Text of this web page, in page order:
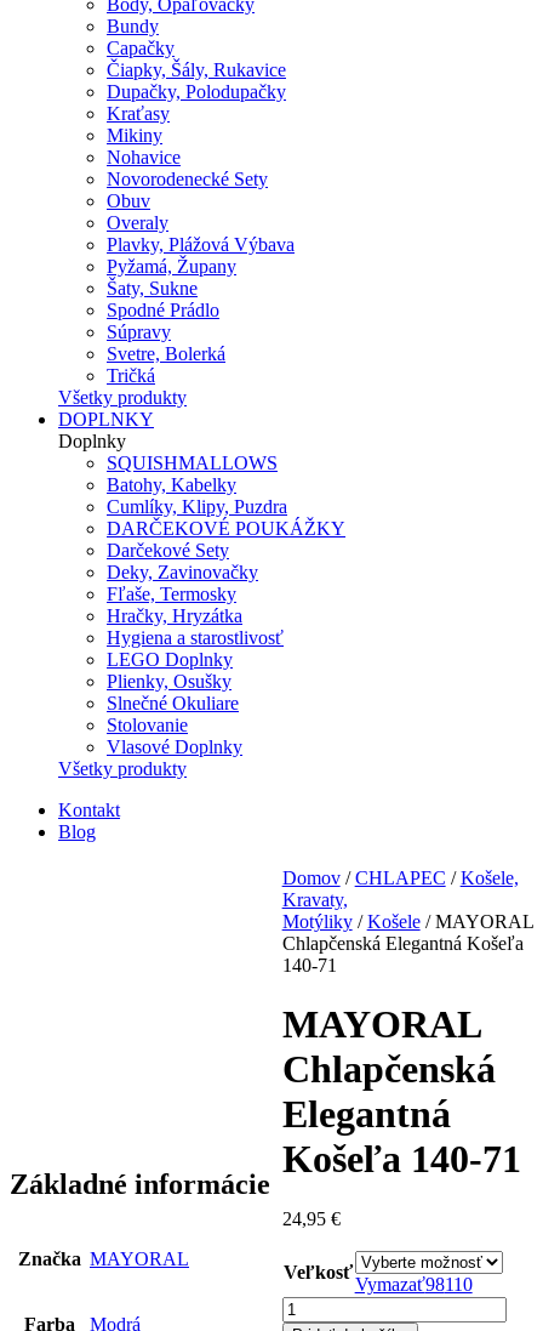
Body, Opaľovačky
Bundy
Capačky
Čiapky, Šály, Rukavice
Dupačky, Polodupačky
Kraťasy
Mikiny
Nohavice
Novorodenecké Sety
Obuv
Overaly
Plavky, Plážová Výbava
Pyžamá, Župany
Šaty, Sukne
Spodné Prádlo
Súpravy
Svetre, Bolerká
Tričká
Všetky produkty
DOPLNKY
Doplnky
SQUISHMALLOWS
Batohy, Kabelky
Cumlíky, Klipy, Puzdra
DARČEKOVÉ POUKÁŽKY
Darčekové Sety
Deky, Zavinovačky
Fľaše, Termosky
Hračky, Hryzátka
Hygiena a starostlivosť
LEGO Doplnky
Plienky, Osušky
Slnečné Okuliare
Stolovanie
Vlasové Doplnky
Všetky produkty
Kontakt
Blog
Domov/CHLAPEC /Košele,
Kravaty,
Motýliky/Košele/ MAYORAL
Chlapčenská Elegantná Košeľa
140-71
MAYORAL
Chlapčenská
Elegantná
Košeľa 140-71
24,95 €
Veľkosť
Vymazať98110
množstvo
Základné informácie
Značka MAYORAL
Farba Modrá